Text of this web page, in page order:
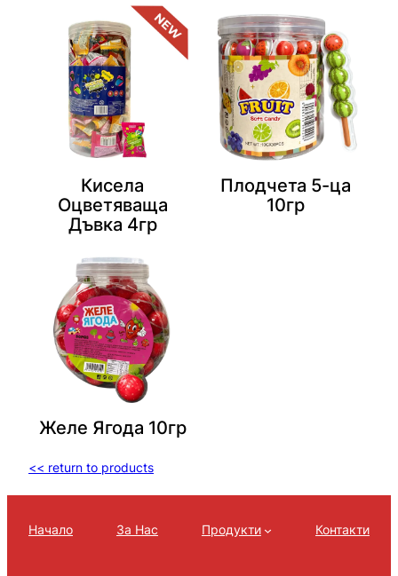
Кисела
Оцветяваща
Дъвка 4гр
Плодчета 5-ца
10гр
Желе Ягода 10гр
<< return to products
Начало За Нас Продукти Контакти